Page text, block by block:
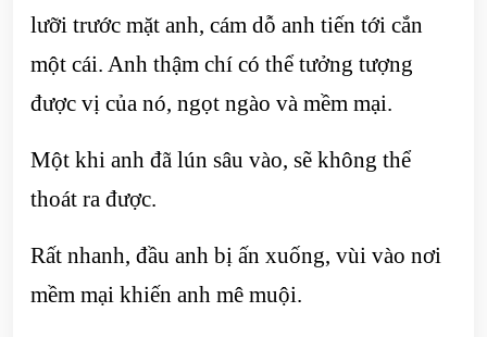
lưỡi trước mặt anh, cám dỗ anh tiến tới cắn
một cái. Anh thậm chí có thể tưởng tượng
được vị của nó, ngọt ngào và mềm mại.
Một khi anh đã lún sâu vào, sẽ không thể
thoát ra được.
Rất nhanh, đầu anh bị ấn xuống, vùi vào nơi
mềm mại khiến anh mê muội.